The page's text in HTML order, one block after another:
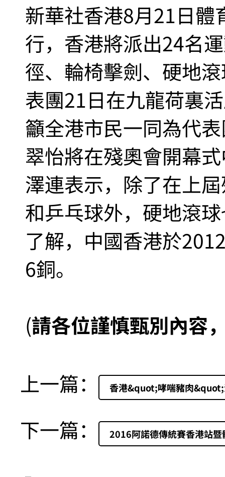
新華社香港8月21日體
行，香港將派出24名
徑、輪椅擊劍、硬地
表團21日在九龍荷裏
籲全港市民一同為代
翠怡將在殘奧會開幕
澤連表示，除了在上
和乒乓球外，硬地滾
了解，中國香港於
6銅。
(請各位謹慎甄別內容
上一篇： 香港&quot;哮喘豬肉
下一篇： 2016阿諾德傳統賽香港站暨